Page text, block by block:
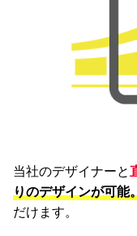
当社のデザイナーと
りのデザインが可能
だけます。